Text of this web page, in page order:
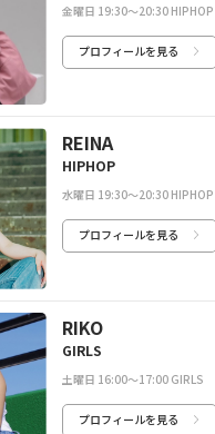
金曜日 19:30〜20:30 HIPHOP
プロフィールを見る
REINA
HIPHOP
水曜日 19:30〜20:30 HIPHOP
プロフィールを見る
RIKO
GIRLS
土曜日 16:00〜17:00 GIRLS
プロフィールを見る